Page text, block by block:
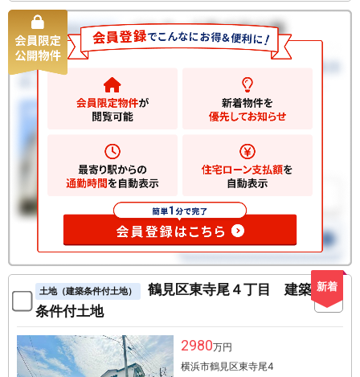
新着
土地（建築条件付土地）
鶴見区東寺尾４丁目 建築
条件付土地
2980万円
横浜市鶴見区東寺尾4